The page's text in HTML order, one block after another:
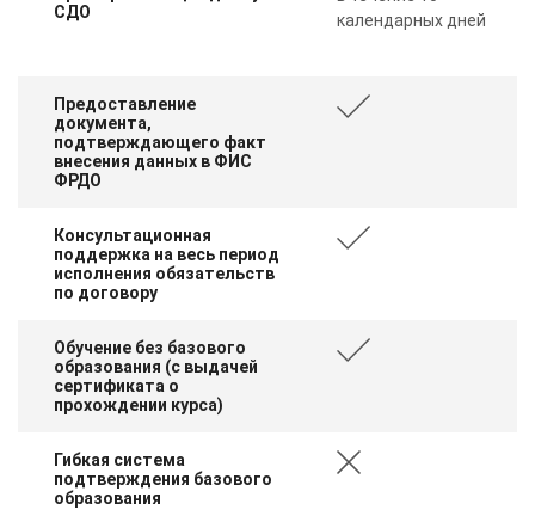
СДО
календарных дней
Предоставление
документа,
подтверждающего факт
внесения данных в ФИС
ФРДО
Консультационная
поддержка на весь период
исполнения обязательств
по договору
Обучение без базового
образования (с выдачей
сертификата о
прохождении курса)
Гибкая система
подтверждения базового
образования